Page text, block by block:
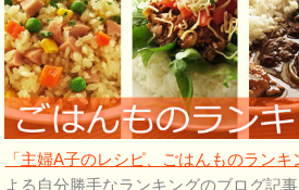
「主婦A子のレシピ、ごはんものランキ
よる自分勝手なランキングのブログ記事